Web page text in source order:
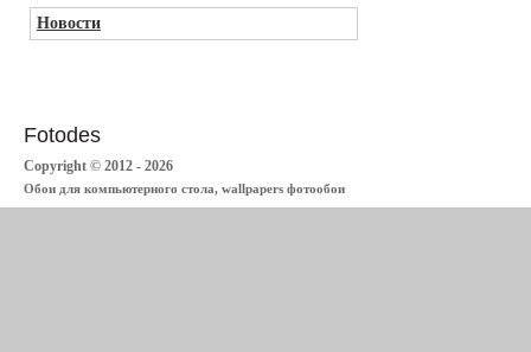
Новости
Fotodes
Copyright © 2012 - 2026
Обои для компьютерного стола, wallpapers фотообои